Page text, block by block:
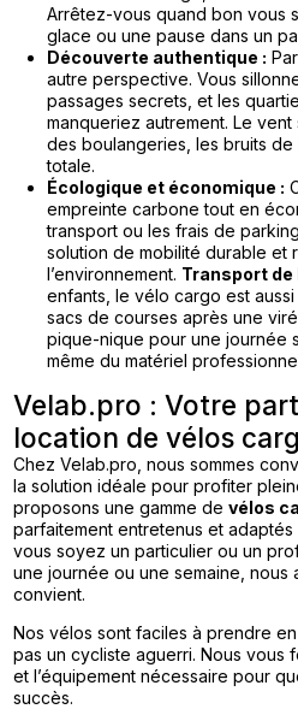
Arrêtez-vous quand bon vous
glace ou une pause dans un
Découverte authentique :
autre perspective. Vous
passages secrets, et les
manqueriez autrement. Le
des boulangeries, les bruits de
totale.
Écologique et économique :
empreinte carbone tout en
transport ou les frais de
solution de mobilité durable et
l’environnement. Transport de
enfants, le vélo cargo est
sacs de courses après une
pique-nique pour une journée
même du matériel
Velab.pro : Votre
location de vélos
Chez Velab.pro, nous sommes
la solution idéale pour profiter
proposons une gamme de vélos
parfaitement entretenus et
vous soyez un particulier ou un
une journée ou une semaine, nous
convient.
Nos vélos sont faciles à prendre en
pas un cycliste aguerri. Nous vous
et l’équipement nécessaire pour
succès.